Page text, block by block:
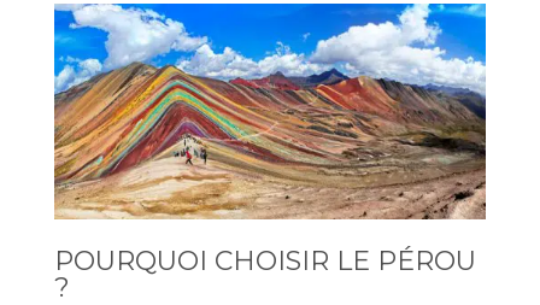
POURQUOI CHOISIR LE PÉROU
?